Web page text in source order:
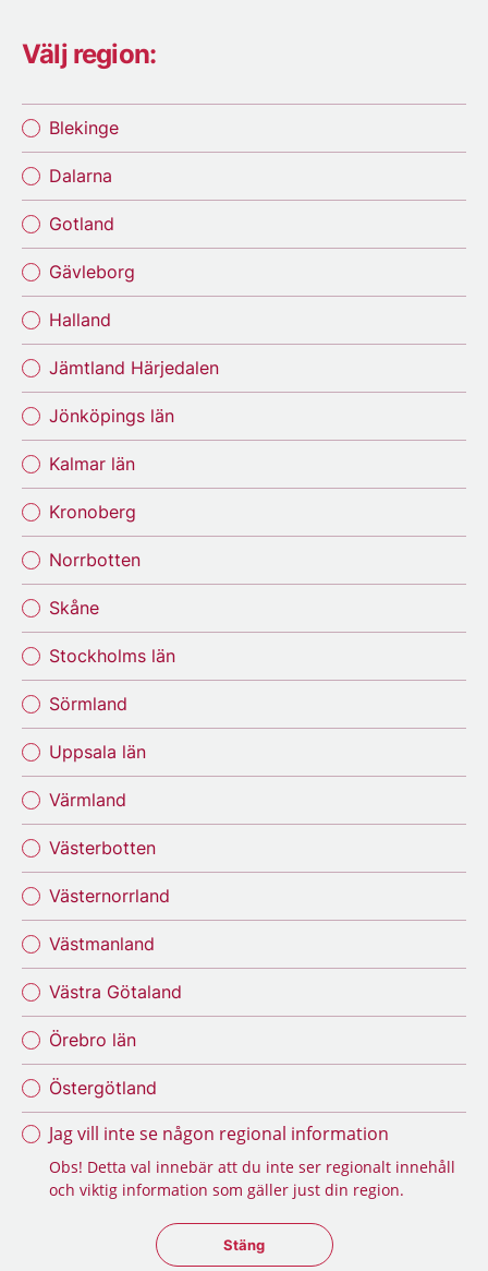
Välj region:
Blekinge
Dalarna
Gotland
Gävleborg
Halland
Jämtland Härjedalen
Jönköpings län
Kalmar län
Kronoberg
Norrbotten
Skåne
Stockholms län
Sörmland
Uppsala län
Värmland
Västerbotten
Västernorrland
Västmanland
Västra Götaland
Örebro län
Östergötland
Jag vill inte se någon regional information
Obs! Detta val innebär att du inte ser regionalt innehåll
och viktig information som gäller just din region.
Stäng regionsväljaren
Stäng